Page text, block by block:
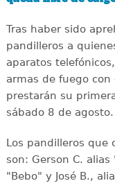
Tras haber sido
pandilleros a
aparatos
armas de fuego
prestarán su
sábado 8 de agosto.
Los pandilleros que
son: Gerson C.
"Bebo" y José B.,